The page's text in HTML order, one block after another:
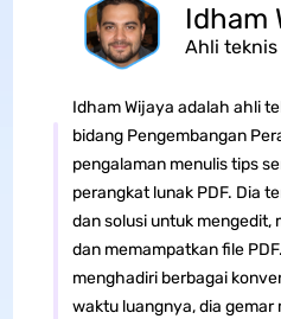
Idham
Ahli teknis
Idham Wijaya adalah ahli
bidang Pengembangan
pengalaman menulis tips
perangkat lunak PDF. Dia
dan solusi untuk mengedit,
dan memampatkan file
menghadiri berbagai
waktu luangnya, dia gemar